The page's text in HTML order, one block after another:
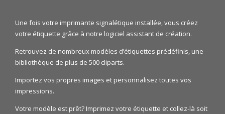
Une fois votre imprimante signalétique installée, vous créez
votre étiquette grâce à notre logiciel assistant de création.
Retrouvez de nombreux modèles d’étiquettes prédéfinis, une
bibliothèque de plus de 500 cliparts.
Importez vos propres images et personnalisez toutes vos
impressions.
Votre modèle est prêt? Imprimez votre étiquette et collez-là soit